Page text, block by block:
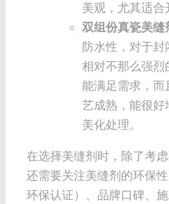
美观，尤其适合
双组份真瓷美缝
防水性，对于
相对不那么强烈
能满足需求，而
艺成熟，能很好
美化处理。
在选择美缝剂时，除了考
还需要关注美缝剂的环保
环保认证）、品牌口碑、